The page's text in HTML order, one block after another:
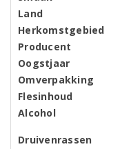
Land
Herkomstgebied
Producent
Oogstjaar
Omverpakking
Flesinhoud
Alcohol
Druivenrassen